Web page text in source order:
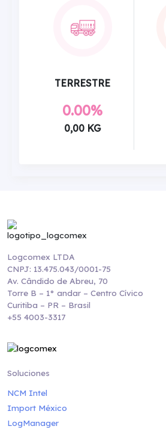
TERRESTRE
0.00%
0,00 KG
Logcomex LTDA
CNPJ: 13.475.043/0001-75
Av. Cândido de Abreu, 70
Torre B – 1° andar – Centro Cívico
Curitiba – PR – Brasil
+55 4003-3317
Soluciones
NCM Intel
Import México
LogManager